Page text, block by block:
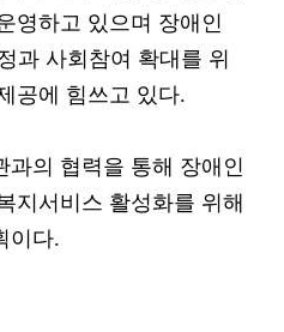
영하고 있으며 장애인
과 사회참여 확대를 위
공에 힘쓰고 있다.
과의 협력을 통해 장애인
지서비스 활성화를 위해
이다.